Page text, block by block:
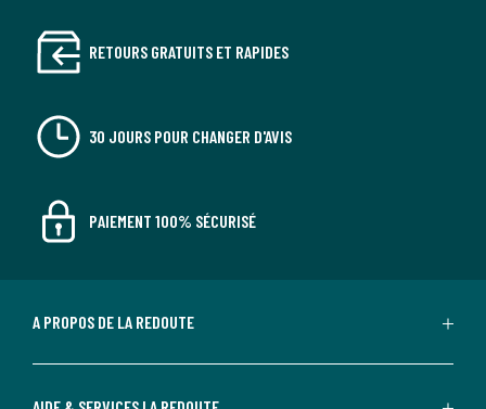
RETOURS GRATUITS ET RAPIDES
30 JOURS POUR CHANGER D'AVIS
PAIEMENT 100% SÉCURISÉ
A PROPOS DE LA REDOUTE